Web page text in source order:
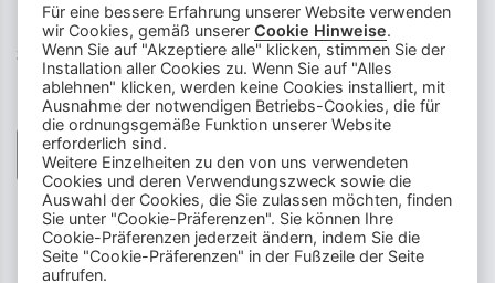
Stelle mir hier Fragen zu
Lehrberufen und zeige mir Videos.
info
Dieser Chatbot wird von Künstlicher
Intelligenz unterstützt. Er wertet unsere
Plattform aus und nutzt externe Quellen.
Der Chatbot kann Fehler machen oder
Neufeldstrasse 5
3012 Bern
Social Media
Disclaimer & Impressum|Cookie-Präferenzen
Für eine bessere Erfahrung unserer Website verwenden
wir Cookies, gemäß unsererCookie Hinweise.
Wenn Sie auf "Akzeptiere alle" klicken, stimmen Sie der
Installation aller Cookies zu. Wenn Sie auf "Alles
ablehnen" klicken, werden keine Cookies installiert, mit
Ausnahme der notwendigen Betriebs-Cookies, die für
die ordnungsgemäße Funktion unserer Website
erforderlich sind.
Weitere Einzelheiten zu den von uns verwendeten
Cookies und deren Verwendungszweck sowie die
Auswahl der Cookies, die Sie zulassen möchten, finden
Sie unter "Cookie-Präferenzen". Sie können Ihre
Cookie-Präferenzen jederzeit ändern, indem Sie die
Seite "Cookie-Präferenzen" in der Fußzeile der Seite
aufrufen.